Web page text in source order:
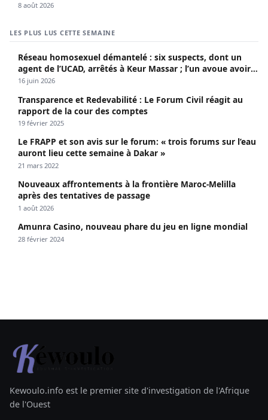
8 août 2026
LES PLUS LUS CETTE SEMAINE
Réseau homosexuel démantelé : six suspects, dont un
agent de l’UCAD, arrêtés à Keur Massar ; l’un avoue avoir
propagé le VIH depuis 2018
16 juin 2026
Transparence et Redevabilité : Le Forum Civil réagit au
rapport de la cour des comptes
19 février 2025
Le FRAPP et son avis sur le forum: « trois forums sur l’eau
auront lieu cette semaine à Dakar »
21 mars 2022
Nouveaux affrontements à la frontière Maroc-Melilla
après des tentatives de passage
1 août 2026
Amunra Casino, nouveau phare du jeu en ligne mondial
28 février 2024
Kewoulo.info est le premier site d'investigation de l'Afrique
de l'Ouest